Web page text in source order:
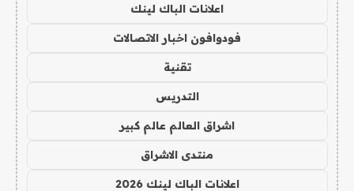
اعلانات الباك لينك
فودوافون اخبار الاتصالات
تقنية
التدريس
اشراق العالم عالم كبير
منتدى الاشراق
اعلانات الباك لينك 2026